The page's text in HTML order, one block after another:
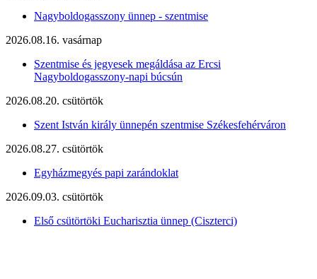
Nagyboldogasszony ünnep - szentmise
2026.08.16. vasárnap
Szentmise és jegyesek megáldása az Ercsi
Nagyboldogasszony-napi búcsún
2026.08.20. csütörtök
Szent István király ünnepén szentmise Székesfehérváron
2026.08.27. csütörtök
Egyházmegyés papi zarándoklat
2026.09.03. csütörtök
Első csütörtöki Eucharisztia ünnep (Ciszterci)